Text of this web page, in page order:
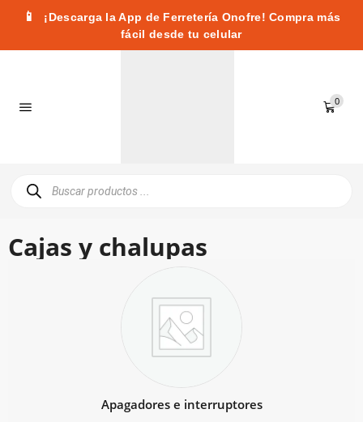
📱
¡Descarga la App de Ferretería Onofre! Compra más
fácil desde tu celular
0
Cajas y chalupas
Apagadores e interruptores